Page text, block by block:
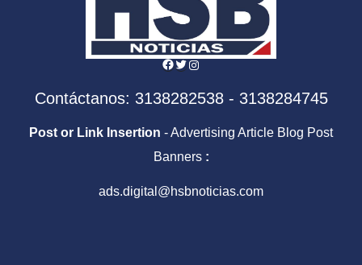
Facebook
Twitter
Instagram
Contáctanos: 3138282538 - 3138284745
Post or Link Insertion - Advertising Article Blog Post
Banners :
ads.digital@hsbnoticias.com